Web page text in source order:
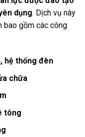
dụng. Dịch vụ này
bao gồm các công
hệ thống đèn
chữa
tông